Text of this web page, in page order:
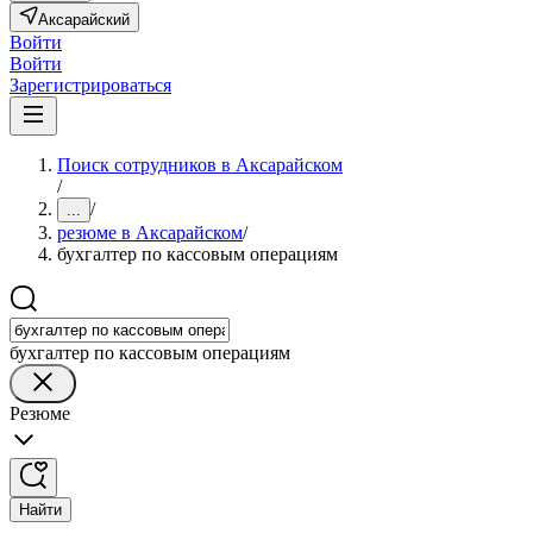
Аксарайский
Войти
Войти
Зарегистрироваться
Поиск сотрудников в Аксарайском
/
... /
резюме в Аксарайском/
бухгалтер по кассовым операциям
бухгалтер по кассовым операциям
Резюме
Найти